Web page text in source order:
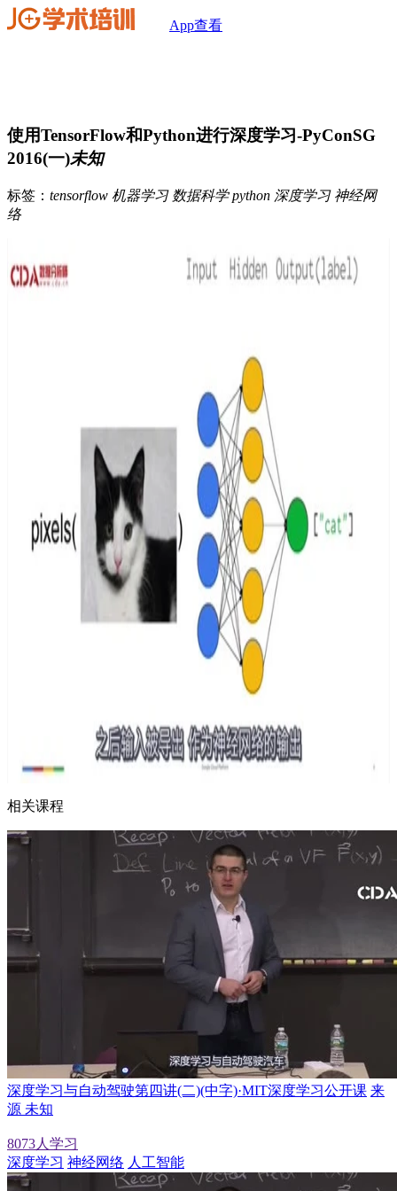
App查看
使用TensorFlow和Python进行深度学习-PyConSG
2016(一)未知
标签： tensorflow 机器学习 数据科学 python 深度学习 神经网
络
相关课程
深度学习与自动驾驶第四讲(二)(中字)·MIT深度学习公开课 来
源 未知
8073人学习
深度学习 神经网络 人工智能